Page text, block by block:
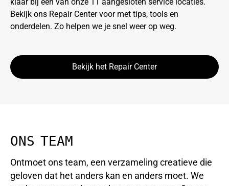
Bekijk ons Repair Center voor met tips, tools en
onderdelen. Zo helpen we je snel weer op weg.
Bekijk het Repair Center
ONS TEAM
Ontmoet ons team, een verzameling creatieve die
geloven dat het anders kan en anders moet. We